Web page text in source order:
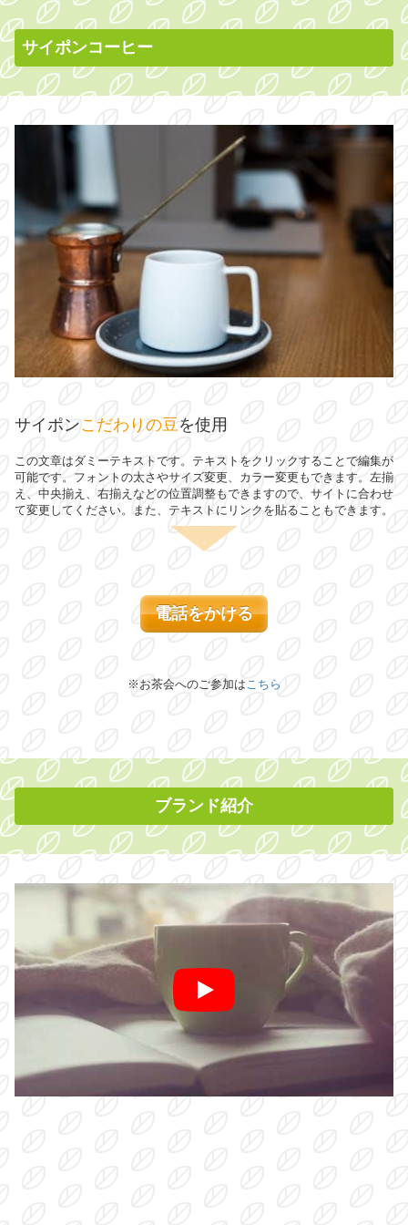
サイポンコーヒー
サイポンこだわりの豆を使用
この文章はダミーテキストです。テキストをクリックすることで編集が
可能です。フォントの太さやサイズ変更、カラー変更もできます。左揃
え、中央揃え、右揃えなどの位置調整もできますので、サイトに合わせ
て変更してください。また、テキストにリンクを貼ることもできます。
電話をかける
※お茶会へのご参加はこちら
ブランド紹介